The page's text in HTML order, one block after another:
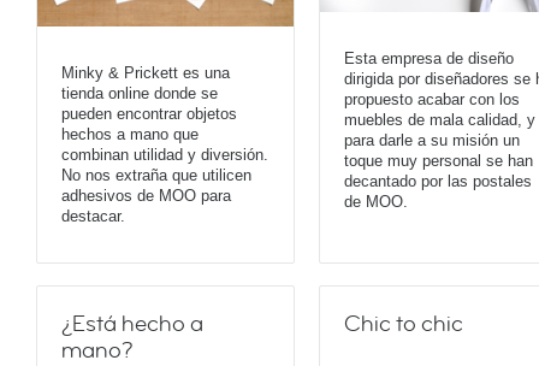
Minky & Prickett es una
tienda online donde se
pueden encontrar objetos
hechos a mano que
combinan utilidad y diversión.
No nos extraña que utilicen
adhesivos de MOO para
destacar.
Esta empresa de diseño
dirigida por diseñadores se
propuesto acabar con los
muebles de mala calidad, y
para darle a su misión un
toque muy personal se han
decantado por las postales
de MOO.
¿Está hecho a
mano?
Chic to chic